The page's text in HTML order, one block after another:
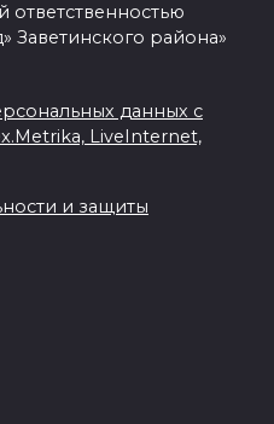
Заветинского района»
данных с
LiveInternet,
и защиты